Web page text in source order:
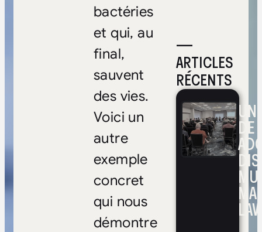
—
ARTICLES
RÉCENTS
DE
bactéries
et qui, au
final,
sauvent
des vies.
Voici un
autre
exemple
concret
qui nous
démontre